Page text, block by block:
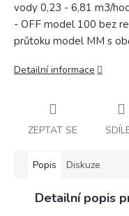
vody 0,23 - 6,81 m3/
- OFF model 100 bez
průtoku model MM s
Detailní informace
ZEPTAT SE
Popis Diskuze
Detailní popis